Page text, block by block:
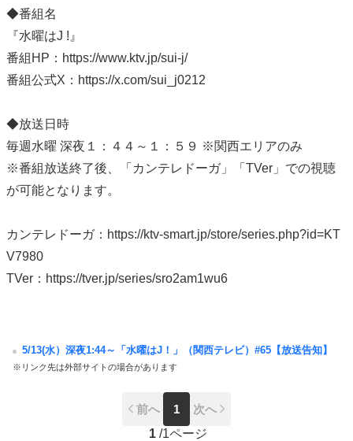
◆番組名
『水曜はJ !』
番組HP：https://www.ktv.jp/sui-j/
番組公式X：https://x.com/sui_j0212
◆放送日時
毎週水曜 深夜１：４４～１：５９ ※関西エリアのみ
※番組放送終了後、「カンテレドーガ」「TVer」での視聴
が可能となります。
カンテレドーガ：https://ktv-smart.jp/store/series.php?id=KT
V7980
TVer：https://tver.jp/series/sro2am1wu6
5/13(水）深夜1:44～「水曜はJ！」（関西テレビ）#65【放送告知】
※リンク先は外部サイトの場合があります
前へ 1
次へ
1 /1ページ